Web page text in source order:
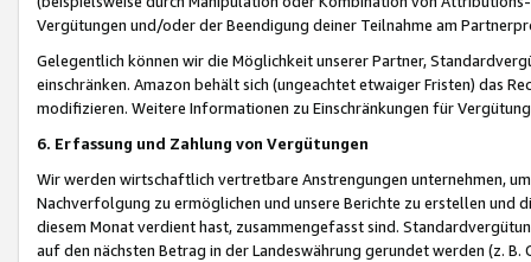
Vergütungen und/oder der Beendigung deiner Teilnahme am
Gelegentlich können wir die Möglichkeit unserer Partner,
einschränken. Amazon behält sich (ungeachtet etwaiger Fristen) das
modifizieren. Weitere Informationen zu Einschränkungen für
6. Erfassung und Zahlung von Vergütungen
Wir werden wirtschaftlich vertretbare Anstrengungen unternehmen,
Nachverfolgung zu ermöglichen und unsere Berichte zu erstellen und
diesem Monat verdient hast, zusammengefasst sind.
auf den nächsten Betrag in der Landeswährung gerundet werden (z.